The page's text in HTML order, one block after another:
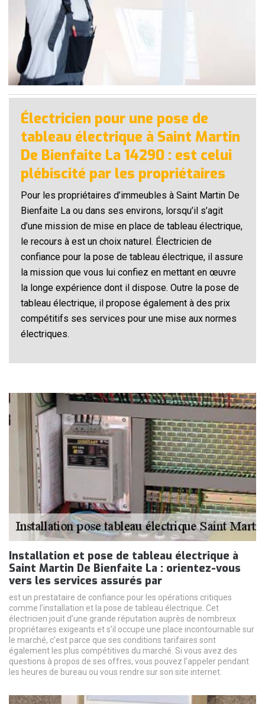
Électricien pour une pose de
tableau électrique à Saint Martin
De Bienfaite La 14290 : est celui
plébiscité par les propriétaires
Pour les propriétaires d’immeubles à Saint Martin De
Bienfaite La ou dans ses environs, lorsqu’il s’agit
d’une mission de mise en place de tableau électrique,
le recours à est un choix naturel. Électricien de
confiance pour la pose de tableau électrique, il assure
la mission que vous lui confiez en mettant en œuvre
la longe expérience dont il dispose. Outre la pose de
tableau électrique, il propose également à des prix
compétitifs ses services pour une mise aux normes
électriques.
Installation et pose de tableau électrique à
Saint Martin De Bienfaite La : orientez-vous
vers les services assurés par
est un prestataire de confiance pour les opérations critiques
comme l’installation et la pose de tableau électrique. Cet
électricien jouit d’une grande réputation auprès de nombreux
propriétaires exigeants et s’il occupe une place incontournable sur
le marché, c’est parce que ses conditions tarifaires sont
également les plus compétitives du marché. Si vous avez des
questions à propos de ses offres, vous pouvez l’appeler pendant
les heures de bureau ou vous rendre sur son site internet.